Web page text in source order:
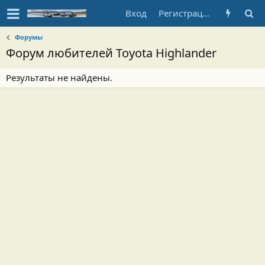
Вход Регистрация
Форумы
Форум любителей Toyota Highlander
Результаты не найдены.